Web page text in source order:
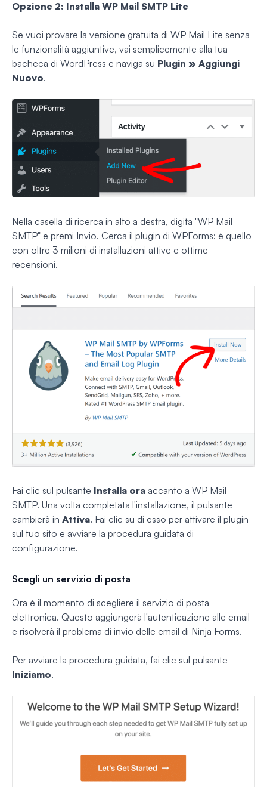
Opzione 2: Installa WP Mail SMTP Lite
Se vuoi provare la versione gratuita di WP Mail Lite senza
le funzionalità aggiuntive, vai semplicemente alla tua
bacheca di WordPress e naviga su Plugin » Aggiungi
Nuovo.
Nella casella di ricerca in alto a destra, digita "WP Mail
SMTP" e premi Invio. Cerca il plugin di WPForms: è quello
con oltre 3 milioni di installazioni attive e ottime
recensioni.
Fai clic sul pulsante Installa ora accanto a WP Mail
SMTP. Una volta completata l'installazione, il pulsante
cambierà in Attiva. Fai clic su di esso per attivare il plugin
sul tuo sito e avviare la procedura guidata di
configurazione.
Scegli un servizio di posta
Ora è il momento di scegliere il servizio di posta
elettronica. Questo aggiungerà l'autenticazione alle email
e risolverà il problema di invio delle email di Ninja Forms.
Per avviare la procedura guidata, fai clic sul pulsante
Iniziamo.